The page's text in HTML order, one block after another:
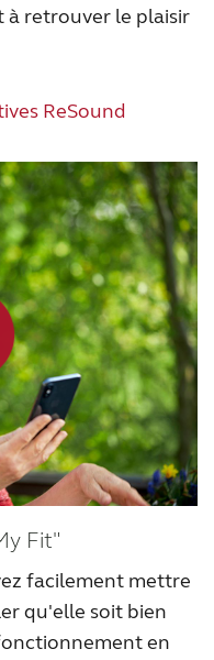
à retrouver le plaisir
ReSound
Fit"
facilement mettre
qu'elle soit bien
en